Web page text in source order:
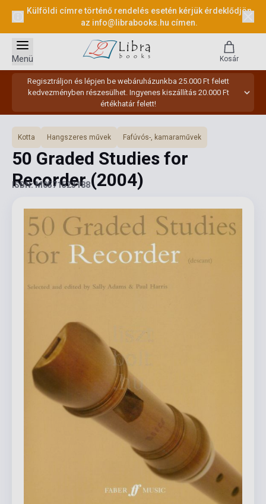
Külföldi címre történő rendelés esetén kérjük érdeklődjön
az info@librabooks.hu címen.
Regisztráljon és lépjen be webáruházunkba 25.000 Ft felett
kedvezményben részesülhet. Ingyenes kiszállítás 20.000 Ft
értékhatár felett!
Menü Kosár
Kotta Hangszeres művek Fafúvós-, kamaraművek
50 Graded Studies for
Recorder(2004)
ISBN: M0571523188